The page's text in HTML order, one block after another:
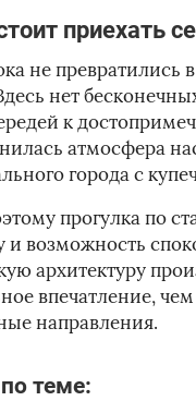
приехать
не превратились
нет
к
атмосфера
города с
прогулка по
и возможность
архитектуру
впечатление,
направления.
теме: